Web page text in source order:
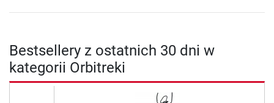
Bestsellery z ostatnich 30 dni w
kategorii Orbitreki